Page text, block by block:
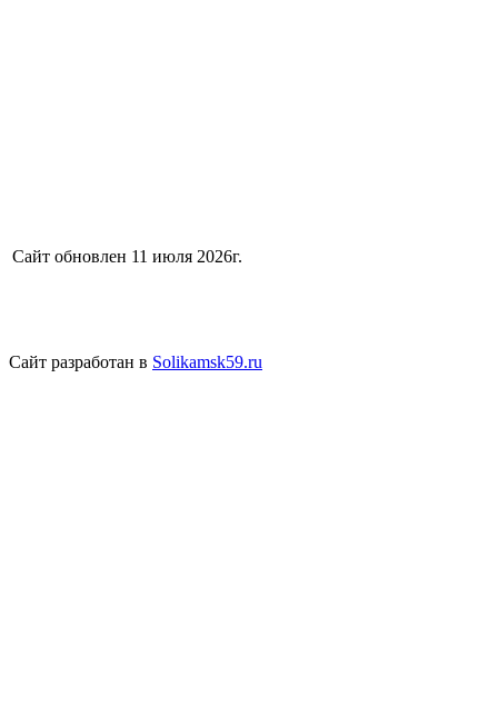
Сайт обновлен 11 июля 2026г.
Сайт разработан в Solikamsk59.ru